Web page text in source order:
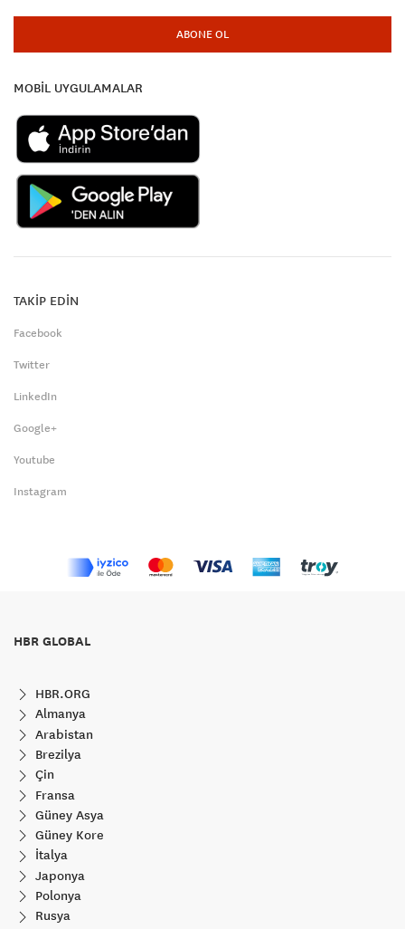
ABONE OL
MOBİL UYGULAMALAR
TAKİP EDİN
Facebook
Twitter
LinkedIn
Google+
Youtube
Instagram
HBR GLOBAL
HBR.ORG
Almanya
Arabistan
Brezilya
Çin
Fransa
Güney Asya
Güney Kore
İtalya
Japonya
Polonya
Rusya